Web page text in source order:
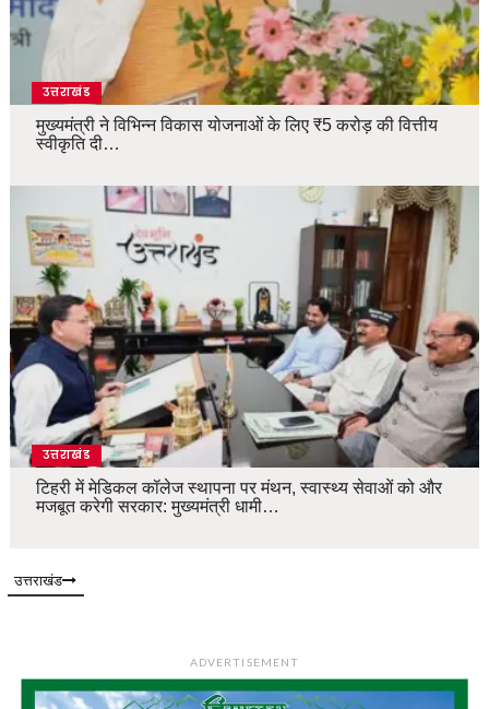
उत्तराखंड
मुख्यमंत्री ने विभिन्न विकास योजनाओं के लिए ₹5 करोड़ की वित्तीय
स्वीकृति दी…
उत्तराखंड
टिहरी में मेडिकल कॉलेज स्थापना पर मंथन, स्वास्थ्य सेवाओं को और
मजबूत करेगी सरकार: मुख्यमंत्री धामी…
उत्तराखंड
ADVERTISEMENT